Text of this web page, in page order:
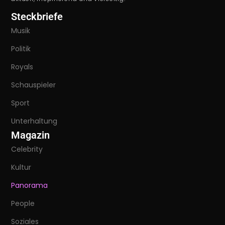
Steckbriefe
Musik
Politik
Royals
Schauspieler
Sport
Unterhaltung
Magazin
Celebrity
Kultur
Panorama
People
Soziales